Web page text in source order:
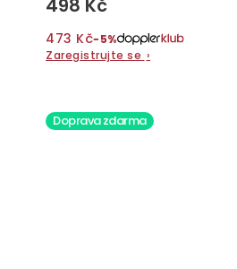
498 Kč
473 Kč−5%
Zaregistrujte se ›
Doprava zdarma